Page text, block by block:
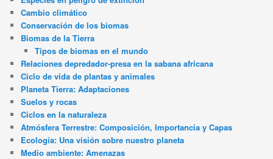
Cambio climático
Conservación de los biomas
Biomas de la Tierra
Tipos de biomas en el mundo
Relaciones depredador-presa en la sabana africana
Ciclo de vida de plantas y animales
Planeta Tierra: Adaptaciones
Suelos y rocas
Ciclos en la naturaleza
Atmósfera Terrestre: Composición, Importancia y Capas
Ecología: Una visión sobre nuestro planeta
Medio ambiente: Amenazas